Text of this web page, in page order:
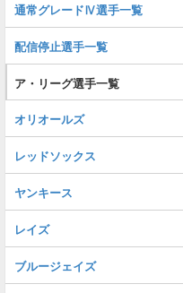
通常グレードⅣ選手一覧
配信停止選手一覧
ア・リーグ選手一覧
オリオールズ
レッドソックス
ヤンキース
レイズ
ブルージェイズ